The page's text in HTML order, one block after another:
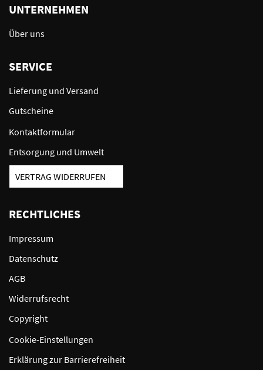
UNTERNEHMEN
Über uns
SERVICE
Lieferung und Versand
Gutscheine
Kontaktformular
Entsorgung und Umwelt
VERTRAG WIDERRUFEN
RECHTLICHES
Impressum
Datenschutz
AGB
Widerrufsrecht
Copyright
Cookie-Einstellungen
Erklärung zur Barrierefreiheit